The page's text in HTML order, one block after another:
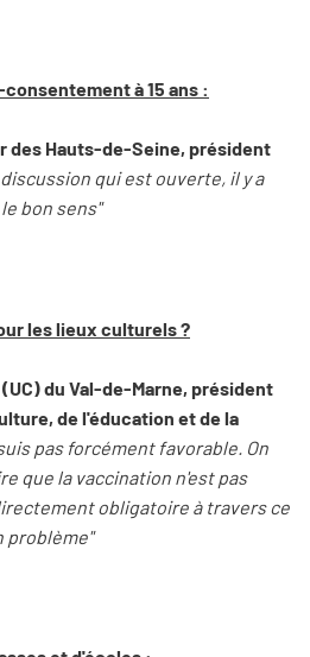
à 15 ans :
des Hauts-de-Seine, président
discussion qui est ouverte, il y a
bon sens"
les lieux culturels ?
du Val-de-Marne, président
de l'éducation et de la
pas forcément favorable. On
que la vaccination n'est pas
obligatoire à travers ce
problème"